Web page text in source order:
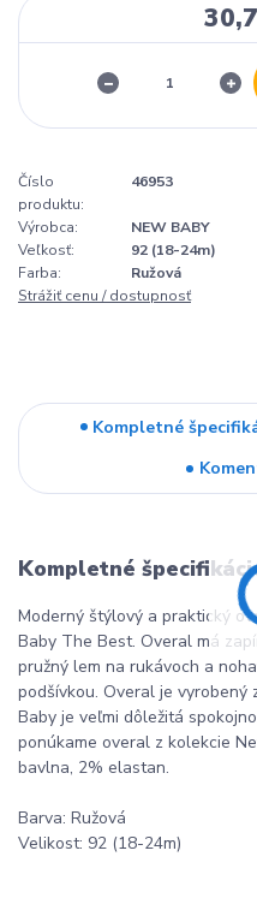
Číslo
produktu:
46953
Výrobca:
NEW BABY
Veľkosť:
92 (18-24m)
Farba:
Ružová
Strážiť cenu / dostupnosť
Kompletné
Kompletné
Moderný štýlový a praktický
Baby The Best. Overal má
pružný lem na rukávoch a
podšívkou. Overal je
Baby je veľmi dôležitá
ponúkame overal z kolekcie
bavlna, 2% elastan.
Barva: Ružová
Velikost: 92 (18-24m)